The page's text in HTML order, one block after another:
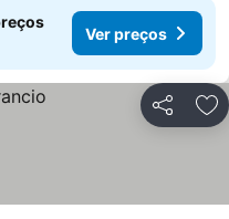
Ver preços
Partilhar